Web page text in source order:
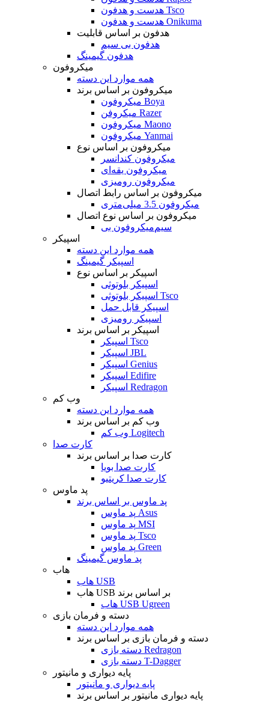
هدست و هدفون Tsco
هدست و هدفون Onikuma
هدفون بر اساس قابلیت
هدفون بی سیم
هدفون گیمینگ
میکروفون
همه موارد این دسته
میکروفون بر اساس برند
میکروفون Boya
میکروفن Razer
میکروفون Maono
میکروفون Yanmai
میکروفون بر اساس نوع
میکروفون کندانسر
میکروفون یقه‌ای
میکروفون رومیزی
میکروفون بر اساس رابط اتصال
میکروفون 3.5 میلی‌متری
میکروفون بر اساس نوع اتصال
میکروفون بی‌‎سیم
اسپیکر
همه موارد این دسته
اسپیکر گیمینگ
اسپیکر بر اساس نوع
اسپیکر بلوتوثی
اسپیکر بلوتوثی Tsco
اسپیکر قابل حمل
اسپیکر رومیزی
اسپیکر بر اساس برند
اسپیکر Tsco
اسپیکر JBL
اسپیکر Genius
اسپیکر Edifire
اسپیکر Redragon
وب کم
همه موارد این دسته
وب کم بر اساس برند
وب کم Logitech
کارت صدا
کارت صدا بر اساس برند
کارت صدا بویا
کارت صدا کریتیو
پد ماوس
پد ماوس بر اساس برند
پد ماوس Asus
پد ماوس MSI
پد ماوس Tsco
پد ماوس Green
پد ماوس گیمینگ
هاب
هاب USB
هاب USB بر اساس برند
هاب USB Ugreen
دسته و فرمان بازی
همه موارد این دسته
دسته و فرمان بازی بر اساس برند
دسته بازی Redragon
دسته بازی T-Dagger
پایه دیواری و مانیتور
پایه دیواری و مانیتور
پایه دیواری مانیتور بر اساس برند